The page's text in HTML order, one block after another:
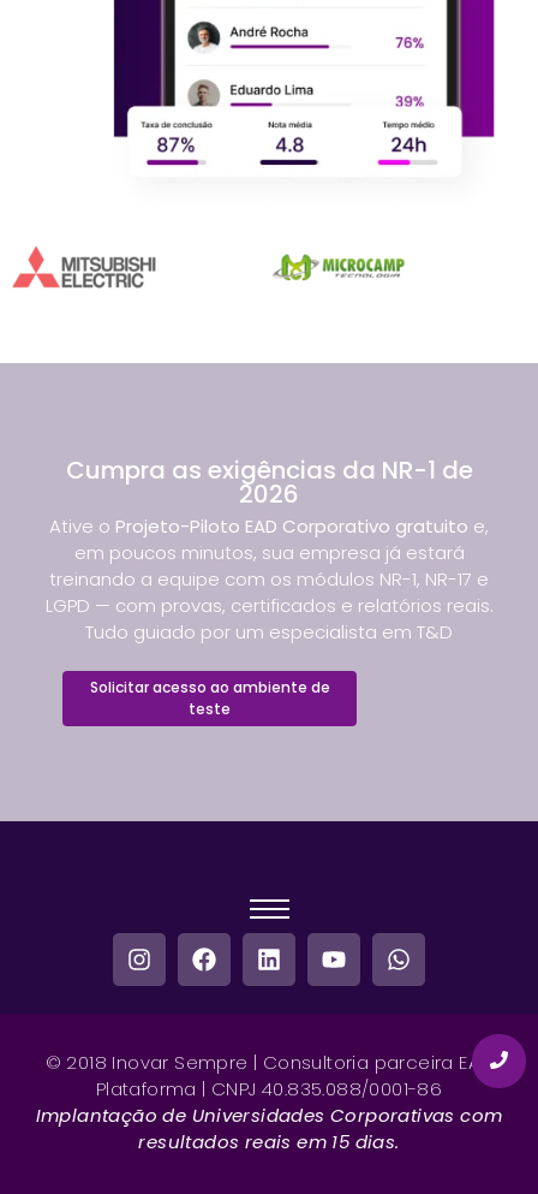
Cumpra as exigências da NR-1 de
2026
Ative o Projeto-Piloto EAD Corporativo gratuito e,
em poucos minutos, sua empresa já estará
treinando a equipe com os módulos NR-1, NR-17 e
LGPD — com provas, certificados e relatórios reais.
Tudo guiado por um especialista em T&D
Solicitar acesso ao ambiente de
teste
© 2018 Inovar Sempre | Consultoria parceira EAD
Plataforma | CNPJ 40.835.088/0001-86
Implantação de Universidades Corporativas com
resultados reais em 15 dias.